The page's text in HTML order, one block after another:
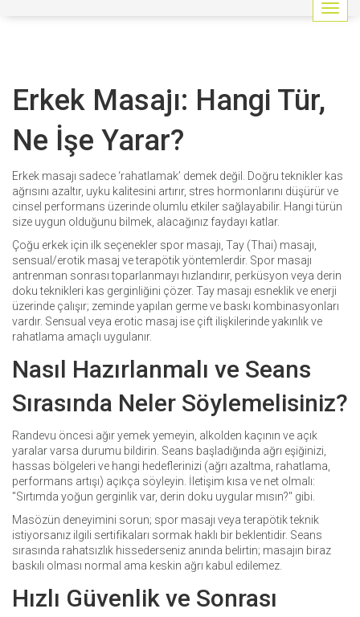
G
e
/
k
Erkek Masajı: Hangi Tür,
Ne İşe Yarar?
Erkek masajı sadece ‘rahatlamak’ demek değil. Doğru teknikler kas
ağrısını azaltır, uyku kalitesini artırır, stres hormonlarını düşürür ve
cinsel performans üzerinde olumlu etkiler sağlayabilir. Hangi türün
size uygun olduğunu bilmek, alacağınız faydayı katlar.
Çoğu erkek için ilk seçenekler spor masajı, Tay (Thai) masajı,
sensual/erotik masaj ve terapötik yöntemlerdir. Spor masajı
antrenman sonrası toparlanmayı hızlandırır, perküsyon veya derin
doku teknikleri kas gerginliğini çözer. Tay masajı esneklik ve enerji
üzerinde çalışır; zeminde yapılan germe ve baskı kombinasyonları
vardır. Sensual veya erotic masaj ise çift ilişkilerinde yakınlık ve
rahatlama amaçlı uygulanır.
Nasıl Hazırlanmalı ve Seans
Sırasında Neler Söylemelisiniz?
Randevu öncesi ağır yemek yemeyin, alkolden kaçının ve açık
yaralar varsa durumu bildirin. Seans başladığında ağrı eşiğinizi,
hassas bölgeleri ve hangi hedeflerinizi (ağrı azaltma, rahatlama,
performans artışı) açıkça söyleyin. İletişim kısa ve net olmalı:
"Sırtımda yoğun gerginlik var, derin doku uygular mısın?" gibi.
Masözün deneyimini sorun; spor masajı veya terapötik teknik
istiyorsanız ilgili sertifikaları sormak haklı bir beklentidir. Seans
sırasında rahatsızlık hissederseniz anında belirtin; masajın biraz
baskılı olması normal ama keskin ağrı kabul edilemez.
Hızlı Güvenlik ve Sonrası